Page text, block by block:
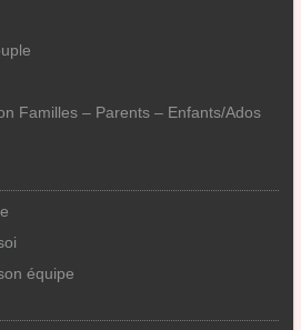
Familles – Parents – Enfants/Ados
équipe